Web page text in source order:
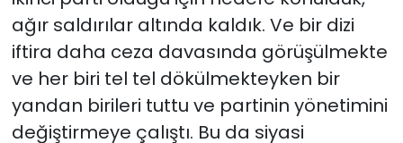
ağır saldırılar altında kaldık. Ve bir dizi
iftira daha ceza davasında görüşülmekte
ve her biri tel tel dökülmekteyken bir
yandan birileri tuttu ve partinin yönetimini
değiştirmeye çalıştı. Bu da siyasi